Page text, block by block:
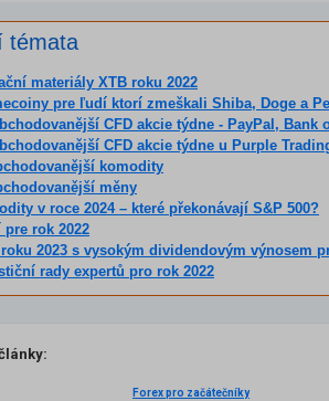
témata
materiály XTB roku 2022
pre ľudí ktorí zmeškali Shiba, Doge a
CFD akcie týdne - PayPal, Bank of America
CFD akcie týdne u Purple
komodity
měny
v roce 2024 – které překonávají S&P 500?
pre rok 2022
2023 s vysokým dividendovým výnosem pro
rady expertů pro rok 2022
Forex pro začátečníky